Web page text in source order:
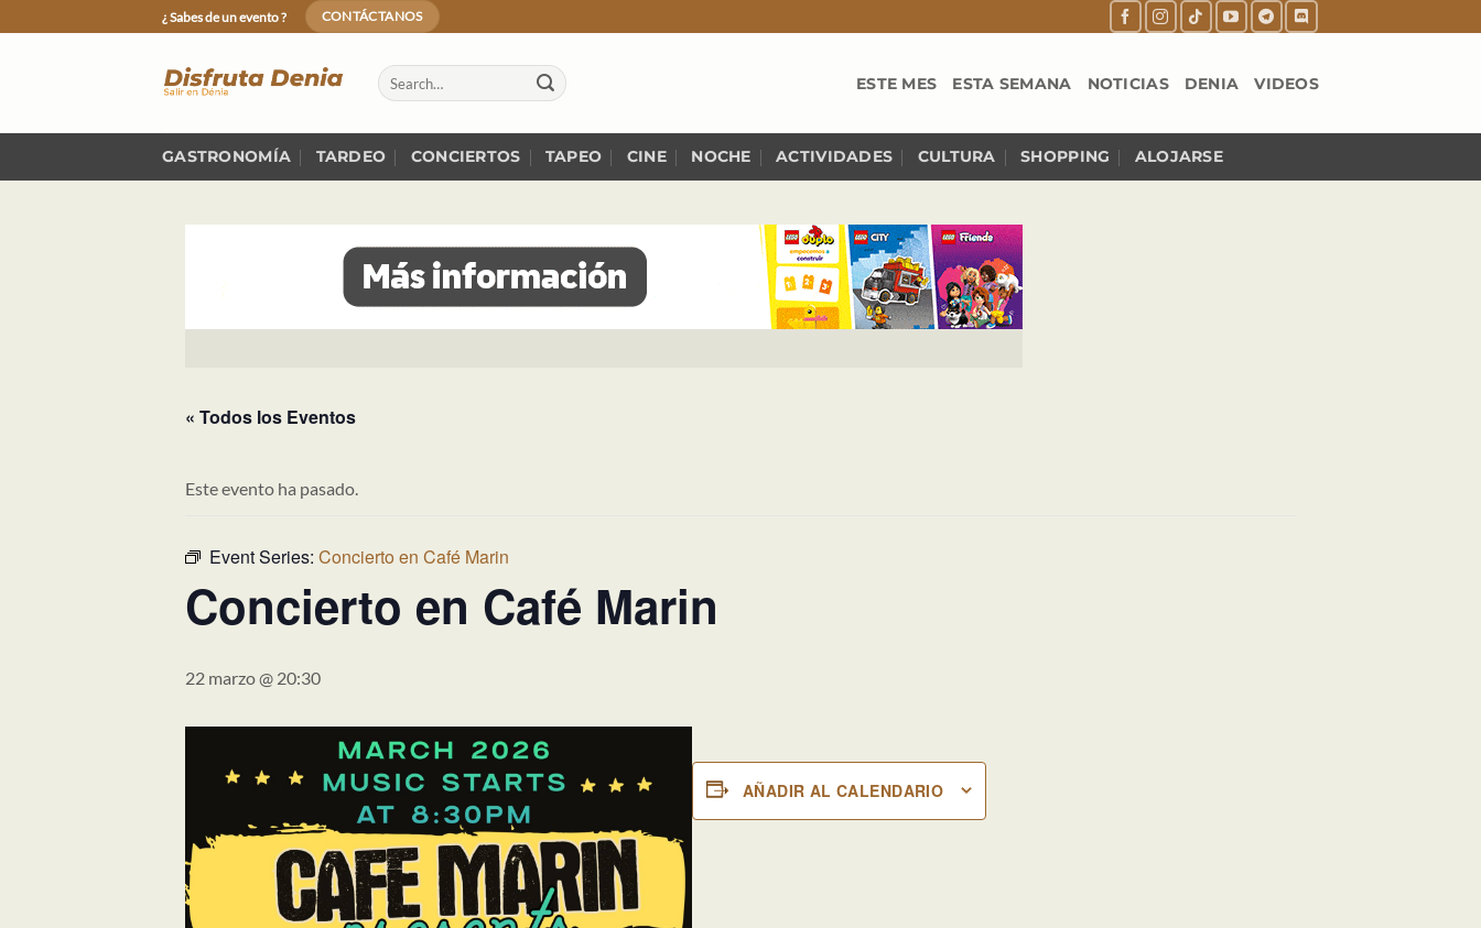
to
¿ Sabes de un evento ? CONTÁCTANOS
ESTE MES ESTA SEMANA NOTICIAS DENIA VIDEOS
GASTRONOMÍA TARDEO CONCIERTOS TAPEO CINE NOCHE ACTIVIDADES CULTURA SHOPPING ALOJARSE
« Todos los Eventos
Este evento ha pasado.
Event Series: Concierto en Café Marin
Concierto en Café Marin
22 marzo @ 20:30
AÑADIR AL CALENDARIO